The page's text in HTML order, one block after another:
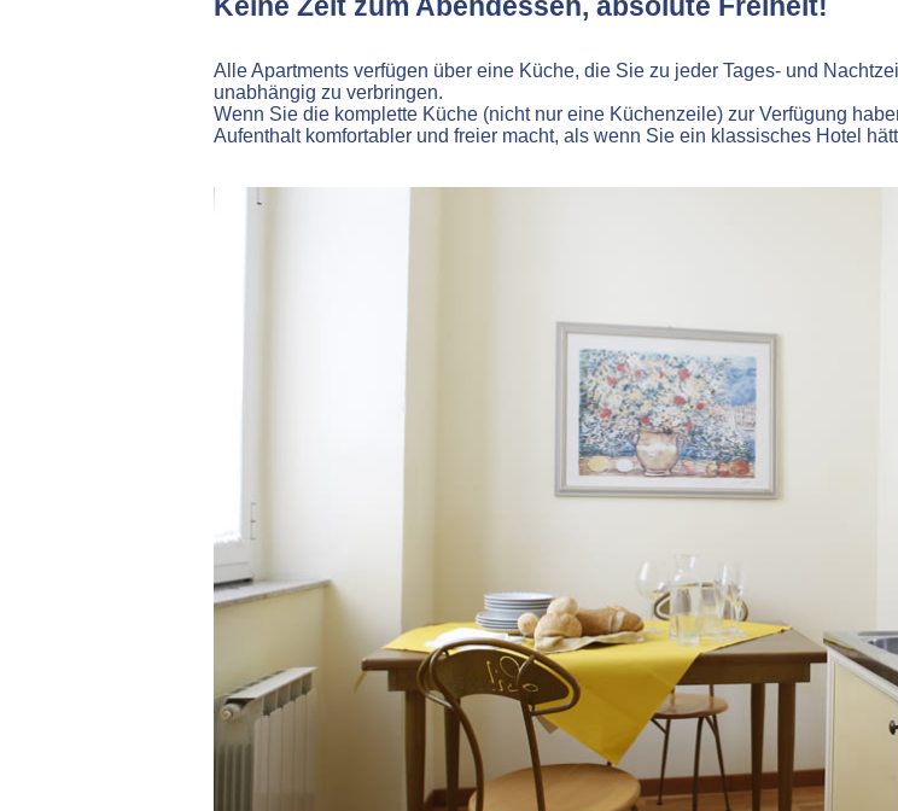
Alle Apartments verfügen über eine Küche, die Sie zu jeder Tages- und
unabhängig zu verbringen.
Wenn Sie die komplette Küche (nicht nur eine Küchenzeile) zur Verfügung
Aufenthalt komfortabler und freier macht, als wenn Sie ein klassisches Hotel